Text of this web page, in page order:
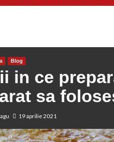
Blog
in ce
sa
19 aprilie 2021